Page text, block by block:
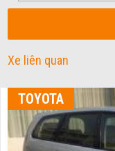
Xe liên quan
TOYOTA